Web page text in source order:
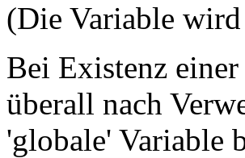
(Die Variable
Bei Existenz
überall nach
'globale' Variable